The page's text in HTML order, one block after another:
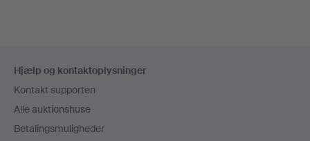
Hjælp og kontaktoplysninger
Kontakt supporten
Alle auktionshuse
Betalingsmuligheder